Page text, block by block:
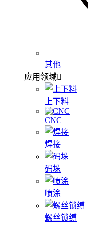
其他
应用领域
上下料
CNC
焊接
码垛
喷涂
螺丝锁缚